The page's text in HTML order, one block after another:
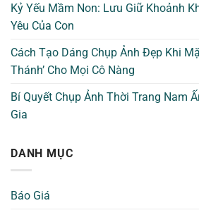
Kỷ Yếu Mầm Non: Lưu Giữ Khoảnh
Yêu Của Con
Cách Tạo Dáng Chụp Ảnh Đẹp Khi
Thánh’ Cho Mọi Cô Nàng
Bí Quyết Chụp Ảnh Thời Trang Nam
Gia
DANH MỤC
Báo Giá